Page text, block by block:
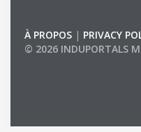
À PROPOS | PRIVACY
© 2026 INDUPORTALS